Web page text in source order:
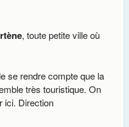
, toute petite ville où
se rendre compte que la
très touristique. On
ici. Direction